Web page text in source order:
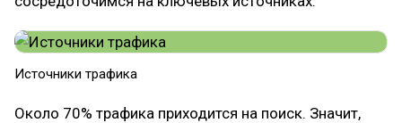
Источники трафика
Около 70% трафика приходится на поиск. Значит,